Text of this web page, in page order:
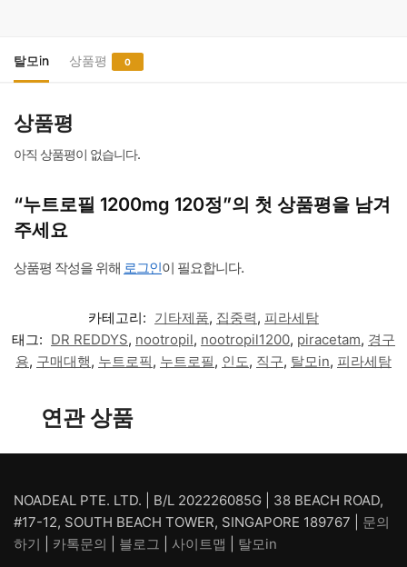
120
정
량
탈모in 상품평 0
상품평
아직 상품평이 없습니다.
“누트로필 1200mg 120정”의 첫 상품평을 남겨
주세요
상품평 작성을 위해 로그인이 필요합니다.
카테고리: 기타제품, 집중력, 피라세탐
태그: DR REDDYS, nootropil, nootropil1200, piracetam, 경구
용, 구매대행, 누트로픽, 누트로필, 인도, 직구, 탈모in, 피라세탐
연관 상품
NOADEAL PTE. LTD. | B/L 202226085G | 38 BEACH ROAD,
#17-12, SOUTH BEACH TOWER, SINGAPORE 189767 | 문의
하기
카톡문의 블로그 사이트맵 탈모in